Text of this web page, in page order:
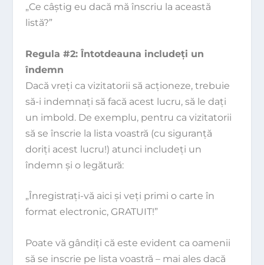
„Ce câştig eu dacă mă înscriu la această
listă?”
Regula #2: Întotdeauna includeţi un
îndemn
Dacă vreţi ca vizitatorii să acţioneze, trebuie
să-i indemnaţi să facă acest lucru, să le daţi
un imbold. De exemplu, pentru ca vizitatorii
să se înscrie la lista voastră (cu siguranţă
doriţi acest lucru!) atunci includeţi un
îndemn şi o legătură:
„Înregistraţi-vă aici şi veţi primi o carte în
format electronic, GRATUIT!”
Poate vă gândiţi că este evident ca oamenii
să se inscrie pe lista voastră – mai ales dacă